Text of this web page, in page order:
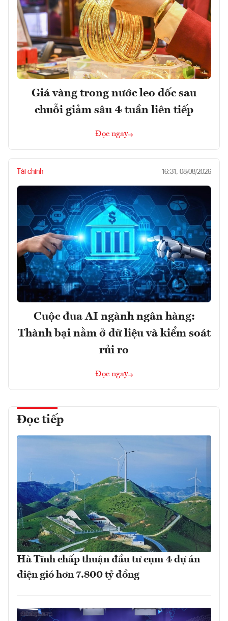
Giá vàng trong nước leo dốc sau
chuỗi giảm sâu 4 tuần liên tiếp
Đọc ngay
Tài chính 16:31, 08/08/2026
Cuộc đua AI ngành ngân hàng:
Thành bại nằm ở dữ liệu và kiểm soát
rủi ro
Đọc ngay
Đọc tiếp
Hà Tĩnh chấp thuận đầu tư cụm 4 dự án
điện gió hơn 7.800 tỷ đồng